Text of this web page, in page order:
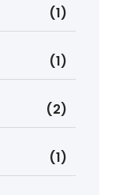
(1)
(1)
(2)
(1)